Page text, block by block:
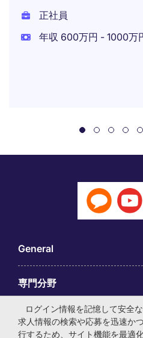
正社員
年収 600万円 - 1000万
General
専門分野
アプリ
ログイン情報を記憶して安全
求人情報の検索や応募を迅速か
行するため、サイト機能を最適